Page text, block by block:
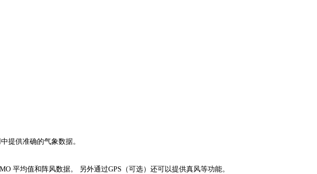
提供准确的气象数据。
平均值和阵风数据。 另外通过GPS（可选）还可以提供真风等功能。